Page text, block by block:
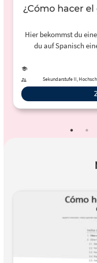
¿Cómo hacer
Hier bekommst du
du auf Spanisch
Sekundarstufe II,